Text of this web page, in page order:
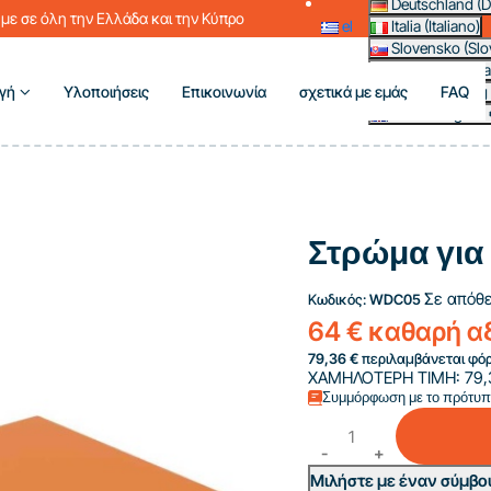
σε όλη την Ελλάδα και την Κύπρο el
Deutschland
Italia (Italiano)
Slovensko
France
Magyarország
Other (English
Υλοποιήσεις Επικοινωνία σχετικά με εμάς FAQ
Στρώμα
Κωδικός:WDC05Σε
64 € καθαρή
79,36 €περιλαμβάνεται
ΧΑΜΗΛΟΤΕΡΗ ΤΙΜΗ:
Συμμόρφωση με το
Μιλήστε με έναν